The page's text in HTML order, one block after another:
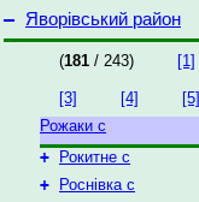
– Яворівський район
(181 / 243) [1]
[3] [4] [5]
Рожаки с
+
Рокитне с
+
Роснівка с